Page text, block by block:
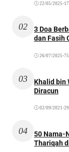
22/05/2025 •
02
3 Doa
dan Fasih
26/07/2025 •
03
Khalid bin
Diracun
02/09/2021 •
04
50 Nama-
Thariqah